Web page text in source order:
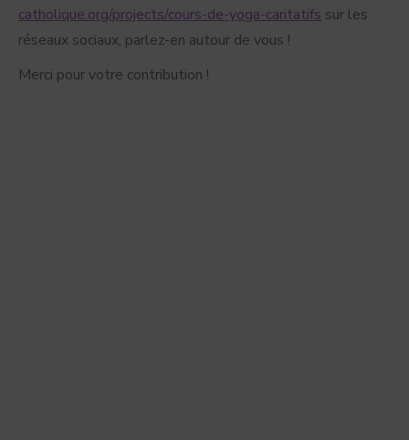
catholique.org/projects/cours-de-yoga-caritatifs sur les
réseaux sociaux, parlez-en autour de vous !
Merci pour votre contribution !